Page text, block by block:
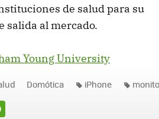
de salud para su
salida al mercado.
Young University
Domótica iPhone